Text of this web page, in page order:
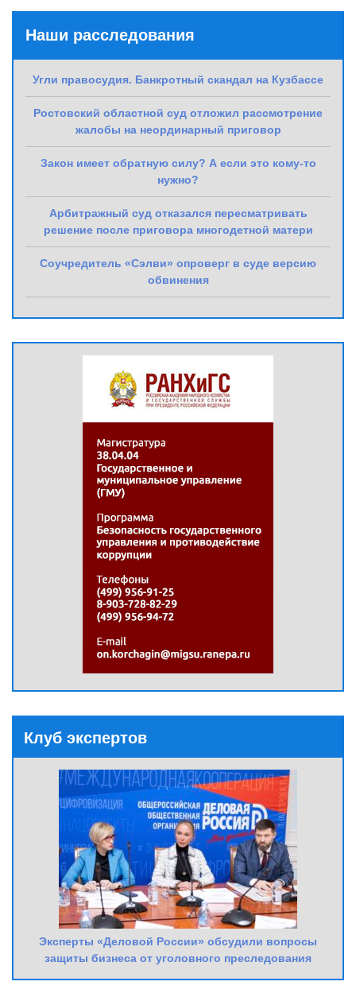
Наши расследования
Угли правосудия. Банкротный скандал на Кузбассе
Ростовский областной суд отложил рассмотрение
жалобы на неординарный приговор
Закон имеет обратную силу? А если это кому-то
нужно?
Арбитражный суд отказался пересматривать
решение после приговора многодетной матери
Соучредитель «Сэлви» опроверг в суде версию
обвинения
Клуб экспертов
Эксперты «Деловой России» обсудили вопросы
защиты бизнеса от уголовного преследования